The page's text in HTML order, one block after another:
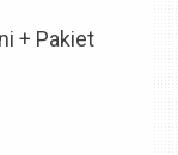
+ Pakiet